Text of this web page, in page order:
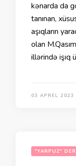
kənarda da
tanınan,
aşıqların
olan
illərində işıq
03 APREL 2023
"YARPUZ"